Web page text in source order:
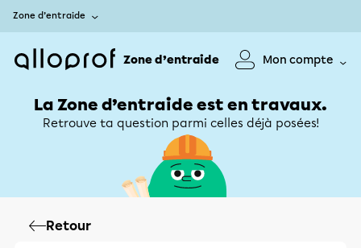
Zone d’entraide
Zone d’entraide Mon compte
La Zone d’entraide est en travaux.
Retrouve ta question parmi celles déjà posées!
Retour